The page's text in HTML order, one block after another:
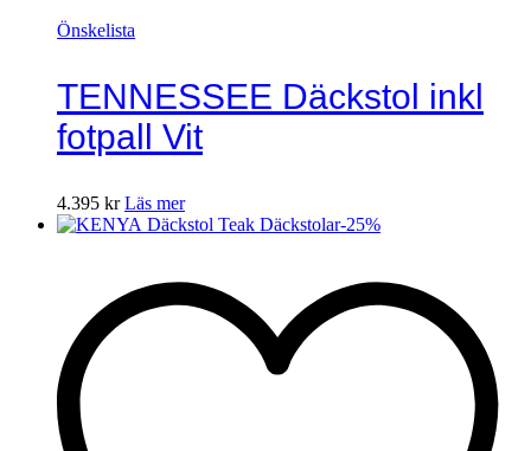
Önskelista
TENNESSEE Däckstol inkl
fotpall Vit
4.395 kr Läs mer
-25%